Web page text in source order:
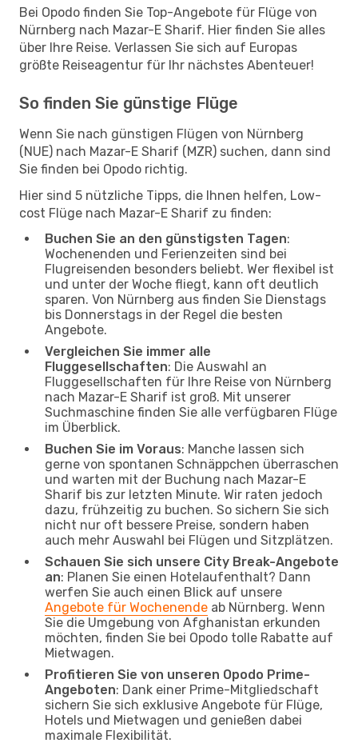
Bei Opodo finden Sie Top-Angebote für Flüge von
Nürnberg nach Mazar-E Sharif. Hier finden Sie alles
über Ihre Reise. Verlassen Sie sich auf Europas
größte Reiseagentur für Ihr nächstes Abenteuer!
So finden Sie günstige Flüge
Wenn Sie nach günstigen Flügen von Nürnberg
(NUE) nach Mazar-E Sharif (MZR) suchen, dann sind
Sie finden bei Opodo richtig.
Hier sind 5 nützliche Tipps, die Ihnen helfen, Low-
cost Flüge nach Mazar-E Sharif zu finden:
Buchen Sie an den günstigsten Tagen:
Wochenenden und Ferienzeiten sind bei
Flugreisenden besonders beliebt. Wer flexibel ist
und unter der Woche fliegt, kann oft deutlich
sparen. Von Nürnberg aus finden Sie Dienstags
bis Donnerstags in der Regel die besten
Angebote.
Vergleichen Sie immer alle
Fluggesellschaften: Die Auswahl an
Fluggesellschaften für Ihre Reise von Nürnberg
nach Mazar-E Sharif ist groß. Mit unserer
Suchmaschine finden Sie alle verfügbaren Flüge
im Überblick.
Buchen Sie im Voraus: Manche lassen sich
gerne von spontanen Schnäppchen überraschen
und warten mit der Buchung nach Mazar-E
Sharif bis zur letzten Minute. Wir raten jedoch
dazu, frühzeitig zu buchen. So sichern Sie sich
nicht nur oft bessere Preise, sondern haben
auch mehr Auswahl bei Flügen und Sitzplätzen.
Schauen Sie sich unsere City Break-Angebote
an: Planen Sie einen Hotelaufenthalt? Dann
werfen Sie auch einen Blick auf unsere
Angebote für Wochenende ab Nürnberg. Wenn
Sie die Umgebung von Afghanistan erkunden
möchten, finden Sie bei Opodo tolle Rabatte auf
Mietwagen.
Profitieren Sie von unseren Opodo Prime-
Angeboten: Dank einer Prime-Mitgliedschaft
sichern Sie sich exklusive Angebote für Flüge,
Hotels und Mietwagen und genießen dabei
maximale Flexibilität.